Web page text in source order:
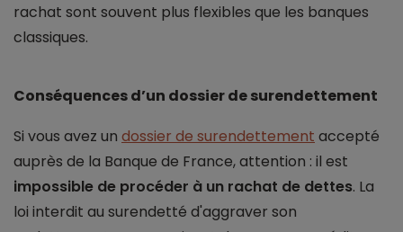
rachat sont souvent plus flexibles que les banques
classiques.
Conséquences d’un dossier de surendettement
Si vous avez un dossier de surendettement accepté
auprès de la Banque de France, attention : il est
impossible de procéder à un rachat de dettes. La
loi interdit au surendetté d'aggraver son